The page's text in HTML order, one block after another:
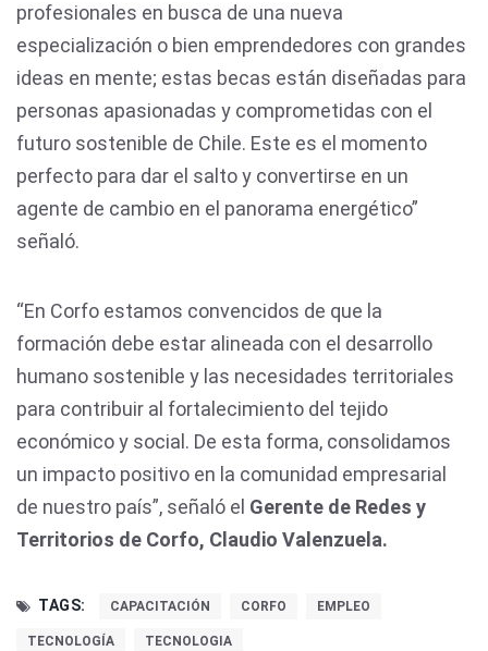
profesionales en busca de una nueva
especialización o bien emprendedores con grandes
ideas en mente; estas becas están diseñadas para
personas apasionadas y comprometidas con el
futuro sostenible de Chile. Este es el momento
perfecto para dar el salto y convertirse en un
agente de cambio en el panorama energético”
señaló.
“En Corfo estamos convencidos de que la
formación debe estar alineada con el desarrollo
humano sostenible y las necesidades territoriales
para contribuir al fortalecimiento del tejido
económico y social. De esta forma, consolidamos
un impacto positivo en la comunidad empresarial
de nuestro país”, señaló el Gerente de Redes y
Territorios de Corfo, Claudio Valenzuela.
TAGS: CAPACITACIÓN CORFO EMPLEO
TECNOLOGÍA TECNOLOGIA